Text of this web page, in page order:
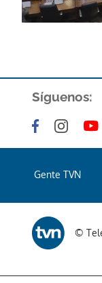
Síguenos:
Gente TVN
©